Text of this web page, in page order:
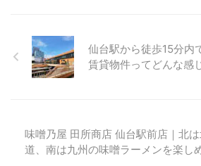
仙台駅から徒歩15分内
賃貸物件ってどんな感
味噌乃屋 田所商店 仙台駅前店｜北
道、南は九州の味噌ラーメンを楽し